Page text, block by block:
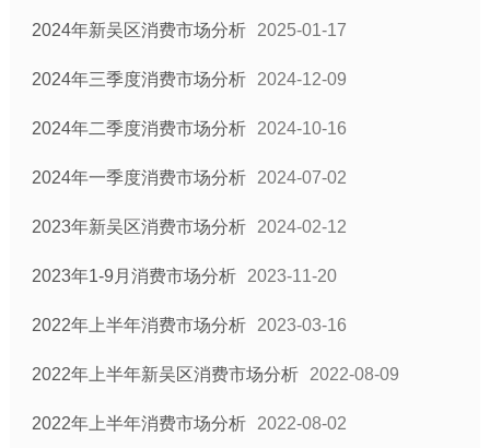
2024年新吴区消费市场分析 2025-01-17
2024年三季度消费市场分析 2024-12-09
2024年二季度消费市场分析 2024-10-16
2024年一季度消费市场分析 2024-07-02
2023年新吴区消费市场分析 2024-02-12
2023年1-9月消费市场分析 2023-11-20
2022年上半年消费市场分析 2023-03-16
2022年上半年新吴区消费市场分析 2022-08-09
2022年上半年消费市场分析 2022-08-02